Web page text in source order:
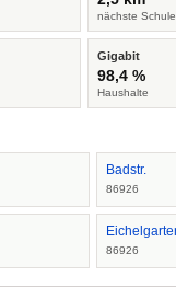
nächste Schule
Gigabit
98,4 %
Haushalte
Badstr.
86926
86926